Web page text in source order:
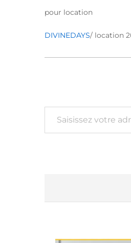
pour location
DIVINEDAYS/ location
Saisissez votre adresse e-mail…